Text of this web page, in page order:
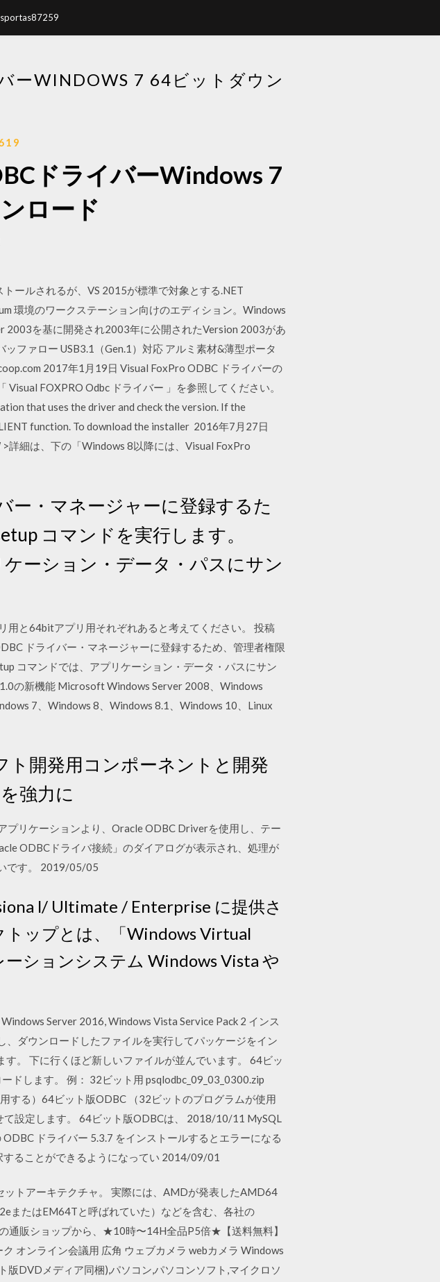
ーWINDOWS 7 64ビットダウン
ドライバーWindows 7
ロード
ールされるが、VS 2015が標準で対象とする.NET
環境のワークステーション向けのエディション。Windows
を基に開発され2003年に公開されたVersion 2003があ
ファロー USB3.1（Gen.1）対応 アルミ素材&薄型ポータ
2017年1月19日 Visual FoxPro ODBC ドライバーの
FOXPRO Odbc ドライバー 」を参照してください。
that uses the driver and check the version. If the
function. To download the installer 2016年7月27日
細は、下の「Windows 8以降には、Visual FoxPro
ー・マネージャーに登録するた
コマンドを実行します。
ーション・データ・パスにサン
と64bitアプリ用それぞれあると考えてください。 投稿
ドライバー・マネージャーに登録するため、管理者権限
コマンドでは、アプリケーション・データ・パスにサン
の新機能 Microsoft Windows Server 2008、Windows
7、Windows 8、Windows 8.1、Windows 10、Linux
ト開発用コンポーネントと開発
強力に
リケーションより、Oracle ODBC Driverを使用し、テー
ODBCドライバ接続」のダイアログが表示され、処理が
です。 2019/05/05
l/ Ultimate / Enterprise に提供さ
ップとは、「Windows Virtual
ションシステム Windows Vista や
Server 2016, Windows Vista Service Pack 2 インス
ダウンロードしたファイルを実行してパッケージをイン
。 下に行くほど新しいファイルが並んでいます。 64ビッ
ドします。 例： 32ビット用 psqlodbc_09_03_0300.zip
る）64ビット版ODBC （32ビットのプログラムが使用
設定します。 64ビット版ODBCは、 2018/10/11 MySQL
ドライバー 5.3.7 をインストールするとエラーになる
ることができるようになってい 2014/09/01
トアーキテクチャ。 実際には、AMDが発表したAMD64
またはEM64Tと呼ばれていた）などを含む、各社の
通販ショップから、★10時〜14H全品P5倍★【送料無料】
オンライン会議用 広角 ウェブカメラ webカメラ Windows
DVDメディア同梱),パソコン,パソコンソフト,マイクロソ